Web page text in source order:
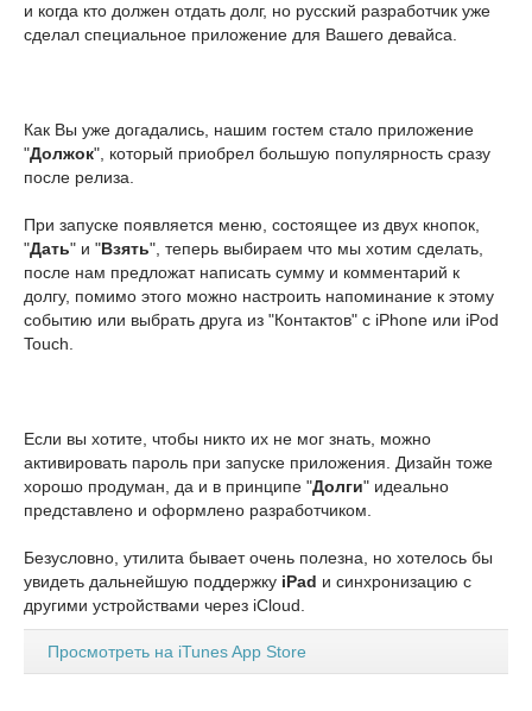
и когда кто должен отдать долг, но русский разработчик уже
сделал специальное приложение для Вашего девайса.
Как Вы уже догадались, нашим гостем стало приложение
"Должок", который приобрел большую популярность сразу
после релиза.
При запуске появляется меню, состоящее из двух кнопок,
"Дать" и "Взять", теперь выбираем что мы хотим сделать,
после нам предложат написать сумму и комментарий к
долгу, помимо этого можно настроить напоминание к этому
событию или выбрать друга из "Контактов" с iPhone или iPod
Touch.
Если вы хотите, чтобы никто их не мог знать, можно
активировать пароль при запуске приложения. Дизайн тоже
хорошо продуман, да и в принципе "Долги" идеально
представлено и оформлено разработчиком.
Безусловно, утилита бывает очень полезна, но хотелось бы
увидеть дальнейшую поддержку iPad и синхронизацию с
другими устройствами через iCloud.
Просмотреть на iTunes App Store